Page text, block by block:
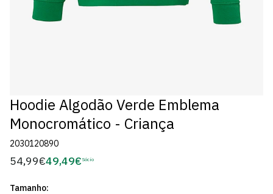
Hoodie Algodão Verde Emblema
Monocromático - Criança
2030120890
Preço
54,99€Preço
Sócio
49,49€ Sócio
Tamanho: